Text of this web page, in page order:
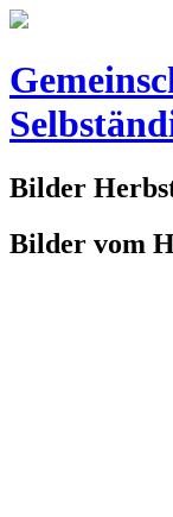
Bilder
Bilder vom